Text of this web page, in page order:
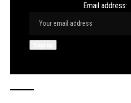
Email address: